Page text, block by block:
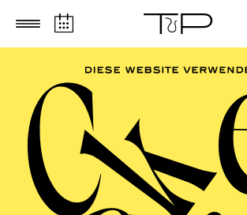
Zum Hauptinhalt springen Zum Footer
AALTO